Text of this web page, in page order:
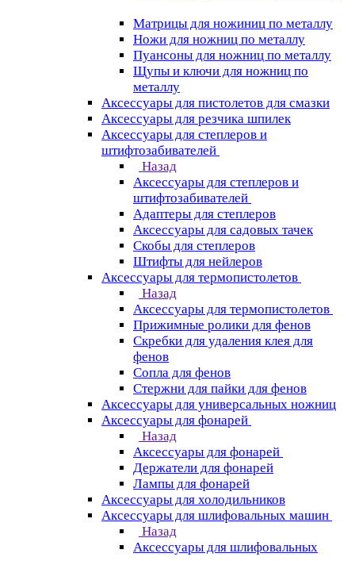
Матрицы для ножиниц по металлу
Ножи для ножниц по металлу
Пуансоны для ножниц по металлу
Щупы и ключи для ножниц по
металлу
Аксессуары для пистолетов для смазки
Аксессуары для резчика шпилек
Аксессуары для степлеров и
штифтозабивателей
Назад
Аксессуары для степлеров и
штифтозабивателей
Адаптеры для степлеров
Аксессуары для садовых тачек
Скобы для степлеров
Штифты для нейлеров
Аксессуары для термопистолетов
Назад
Аксессуары для термопистолетов
Прижимные ролики для фенов
Скребки для удаления клея для
фенов
Сопла для фенов
Стержни для пайки для фенов
Аксессуары для универсальных ножниц
Аксессуары для фонарей
Назад
Аксессуары для фонарей
Держатели для фонарей
Лампы для фонарей
Аксессуары для холодильников
Аксессуары для шлифовальных машин
Назад
Аксессуары для шлифовальных